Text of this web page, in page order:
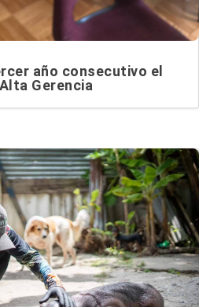
año consecutivo el
Gerencia